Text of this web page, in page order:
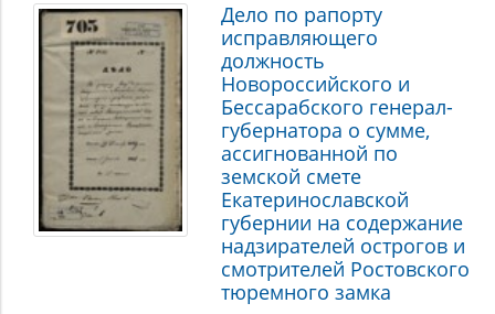
Дело по рапорту
исправляющего
должность
Новороссийского и
Бессарабского генерал-
губернатора о сумме,
ассигнованной по
земской смете
Екатеринославской
губернии на содержание
надзирателей острогов и
смотрителей Ростовского
тюремного замка